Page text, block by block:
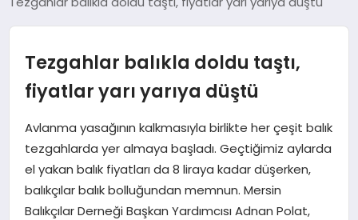
SAĞLIK
ASAYIŞ
EĞITIM
EKONOMI
SANAT
Tezgahlar balıkla doldu taştı,
fiyatlar yarı yarıya düştü
Avlanma yasağının kalkmasıyla birlikte her çeşit balık
tezgahlarda yer almaya başladı. Geçtiğimiz aylarda
el yakan balık fiyatları da 8 liraya kadar düşerken,
balıkçılar balık bolluğundan memnun. Mersin
Balıkçılar Derneği Başkan Yardımcısı Adnan Polat,